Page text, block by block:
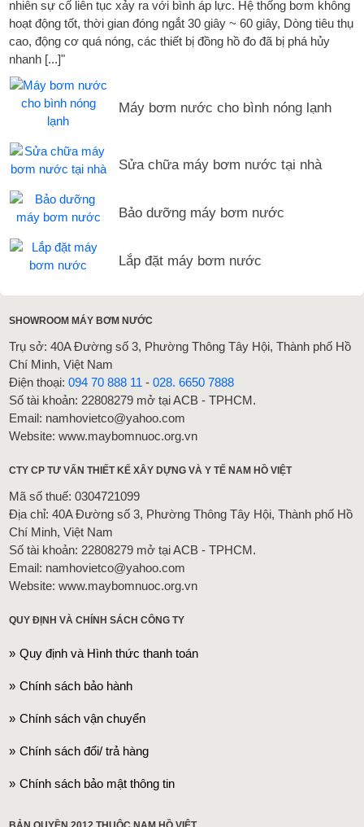
nhiên sự cố liên tục xảy ra với bình áp lực. Hệ thống bơm không
hoạt động tốt, thời gian đóng ngắt 30 giây ~ 60 giây, Dòng tiêu thụ
cao, động cơ quá nóng, các thiết bị đồng hồ đo đã bị phá hủy
nhanh [...]"
Máy bơm nước cho bình nóng lạnh
Sửa chữa máy bơm nước tại nhà
Bảo dưỡng máy bơm nước
Lắp đặt máy bơm nước
SHOWROOM MÁY BƠM NƯỚC
Trụ sở: 40A Đường số 3, Phường Thông Tây Hội, Thành phố Hồ
Chí Minh, Việt Nam
Điện thoại:094 70 888 11 -028. 6650 7888
Số tài khoản: 22808279 mở tại ACB - TPHCM.
Email: namhovietco@yahoo.com
Website: www.maybomnuoc.org.vn
CTY CP TƯ VẤN THIẾT KẾ XÂY DỰNG VÀ Y TẾ NAM HỒ VIỆT
Mã số thuế: 0304721099
Địa chỉ: 40A Đường số 3, Phường Thông Tây Hội, Thành phố Hồ
Chí Minh, Việt Nam
Số tài khoản: 22808279 mở tại ACB - TPHCM.
Email: namhovietco@yahoo.com
Website: www.maybomnuoc.org.vn
QUY ĐỊNH VÀ CHÍNH SÁCH CÔNG TY
Quy định và Hình thức thanh toán
Chính sách bảo hành
Chính sách vận chuyển
Chính sách đổi/ trả hàng
Chính sách bảo mật thông tin